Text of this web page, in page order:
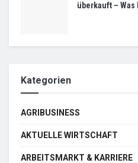
überkauft –
Kategorien
AGRIBUSINESS
AKTUELLE WIRTSCHAFT
ARBEITSMARKT & KARRIERE